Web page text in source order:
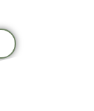
pas...